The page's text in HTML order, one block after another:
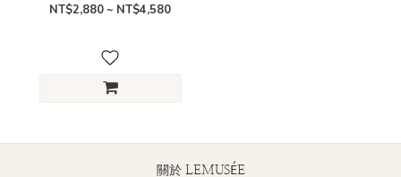
NT$2,880 ~ NT$4,580
關於 LEMUSÉE